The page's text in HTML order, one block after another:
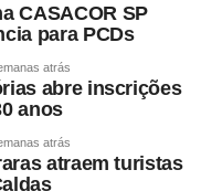
CASACOR SP
para PCDs
atrás
abre inscrições
anos
atrás
atraem turistas